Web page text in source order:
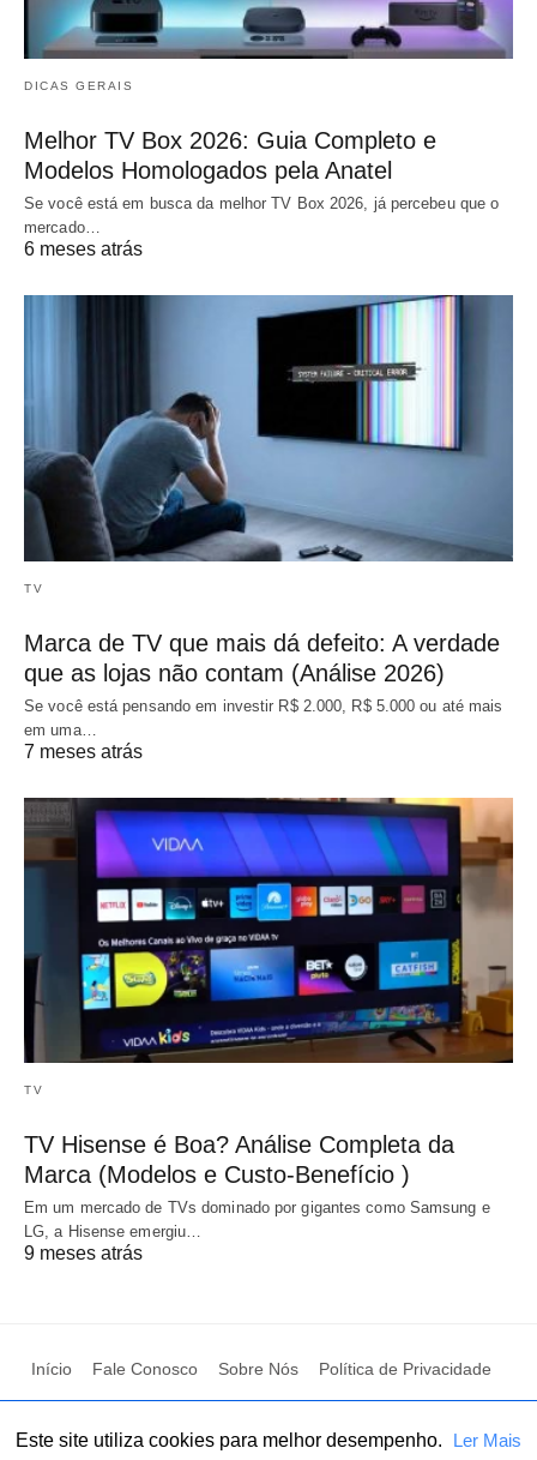
DICAS GERAIS
Melhor TV Box 2026: Guia Completo e
Modelos Homologados pela Anatel
Se você está em busca da melhor TV Box 2026, já percebeu que o
mercado…
6 meses atrás
TV
Marca de TV que mais dá defeito: A verdade
que as lojas não contam (Análise 2026)
Se você está pensando em investir R$ 2.000, R$ 5.000 ou até mais
em uma…
7 meses atrás
TV
TV Hisense é Boa? Análise Completa da
Marca (Modelos e Custo-Benefício )
Em um mercado de TVs dominado por gigantes como Samsung e
LG, a Hisense emergiu…
9 meses atrás
Início Fale Conosco Sobre Nós Política de Privacidade
Este site utiliza cookies para melhor desempenho. Ler Mais